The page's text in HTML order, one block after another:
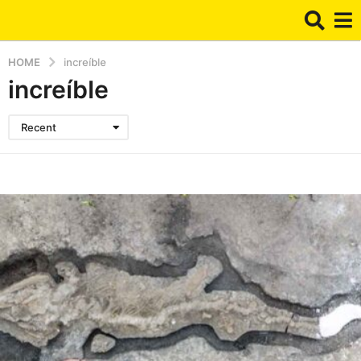
HOME increíble
increíble
Recent